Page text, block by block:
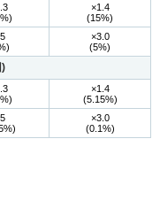
×1.4
(15%)
×3.0
(5%)
)
×1.4
(5.15%)
×3.0
(0.1%)